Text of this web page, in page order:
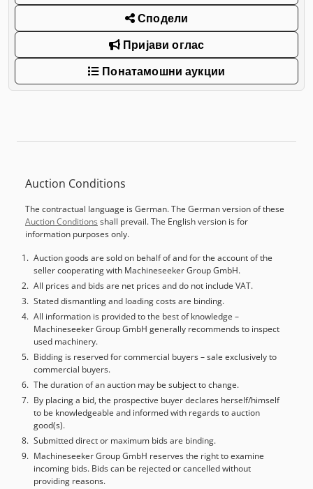
Сподели
Пријави оглас
Понатамошни аукции
Auction Conditions
The contractual language is German. The German version of these
Auction Conditions shall prevail. The English version is for
information purposes only.
Auction goods are sold on behalf of and for the account of the
seller cooperating with Machineseeker Group GmbH.
All prices and bids are net prices and do not include VAT.
Stated dismantling and loading costs are binding.
All information is provided to the best of knowledge –
Machineseeker Group GmbH generally recommends to inspect
used machinery.
Bidding is reserved for commercial buyers – sale exclusively to
commercial buyers.
The duration of an auction may be subject to change.
By placing a bid, the prospective buyer declares herself/himself
to be knowledgeable and informed with regards to auction
good(s).
Submitted direct or maximum bids are binding.
Machineseeker Group GmbH reserves the right to examine
incoming bids. Bids can be rejected or cancelled without
providing reasons.